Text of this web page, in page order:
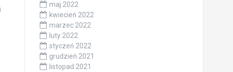
maj 2022
kwiecień 2022
marzec 2022
luty 2022
styczeń 2022
grudzień 2021
listopad 2021